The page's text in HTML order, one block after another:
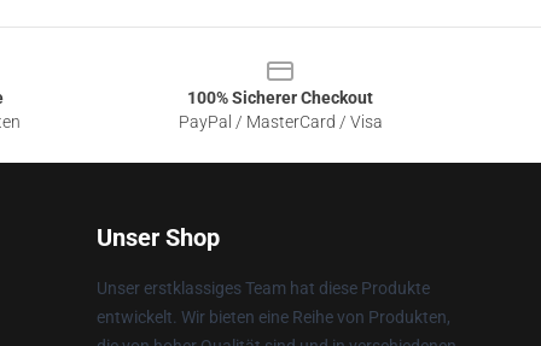
100% Sicherer Checkout
PayPal / MasterCard / Visa
Unser Shop
Unser erstklassiges Team hat diese Produkte
entwickelt. Wir bieten eine Reihe von Produkten,